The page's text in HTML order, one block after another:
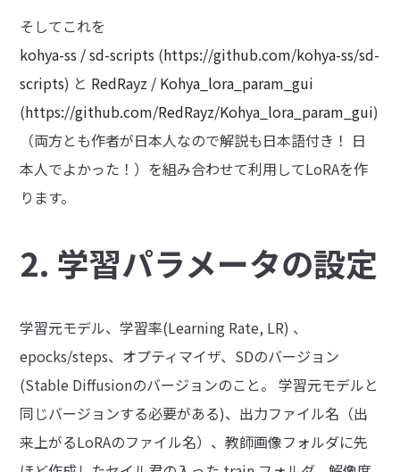
そしてこれを
kohya-ss / sd-scripts (https://github.com/kohya-ss/sd-
scripts) と RedRayz / Kohya_lora_param_gui
(https://github.com/RedRayz/Kohya_lora_param_gui)
（両方とも作者が日本人なので解説も日本語付き！ 日
本人でよかった！）を組み合わせて利用してLoRAを作
ります。
2. 学習パラメータの設定
学習元モデル、学習率(Learning Rate, LR) 、
epocks/steps、オプティマイザ、SDのバージョン
(Stable Diffusionのバージョンのこと。 学習元モデルと
同じバージョンする必要がある)、出力ファイル名（出
来上がるLoRAのファイル名）、教師画像フォルダに先